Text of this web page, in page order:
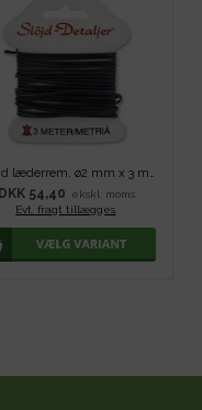
Rund læderrem, ø2 mm x 3 m - Sort
DKK 54,40
ekskl. moms
Evt. fragt tillægges